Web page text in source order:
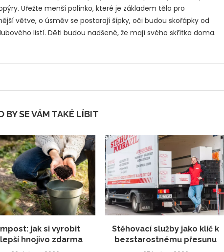
Uřežte menší polínko, které je základem těla pro
větve, o úsměv se postarají šípky, oči budou skořápky od
listí. Děti budou nadšené, že mají svého skřítka doma.
BY SE VÁM TAKÉ LÍBIT
jak si vyrobit
hnojivo zdarma
Stěhovací služby jako klíč k
bezstarostnému přesunu